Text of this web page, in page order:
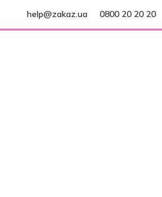
help@zakaz.ua 0800 20 20 20